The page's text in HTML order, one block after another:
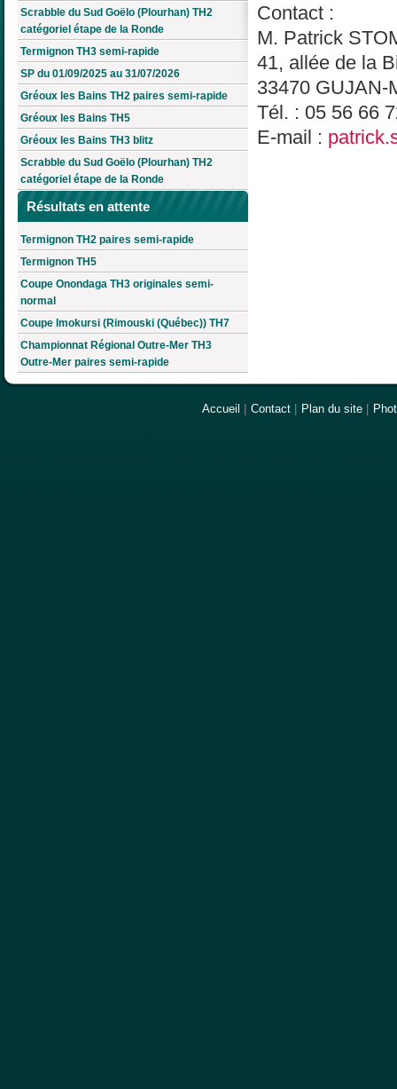
Scrabble du Sud Goëlo (Plourhan) TH2
catégoriel étape de la Ronde
Termignon TH3 semi-rapide
SP du 01/09/2025 au 31/07/2026
Gréoux les Bains TH2 paires semi-rapide
Gréoux les Bains TH5
Gréoux les Bains TH3 blitz
Scrabble du Sud Goëlo (Plourhan) TH2
catégoriel étape de la Ronde
Résultats en attente
Termignon TH2 paires semi-rapide
Termignon TH5
Coupe Onondaga TH3 originales semi-
normal
Coupe Imokursi (Rimouski (Québec)) TH7
Championnat Régional Outre-Mer TH3
Outre-Mer paires semi-rapide
Contact :
M. Patrick
41, allée de la
33470 GUJAN-
Tél. : 05 56 66
E-mail :
Accueil Contact Plan du site